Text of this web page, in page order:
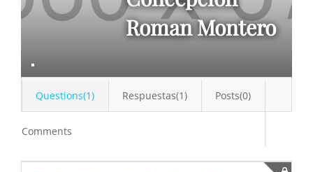
Roman Montero
Questions(1) Respuestas(1) Posts(0)
Comments